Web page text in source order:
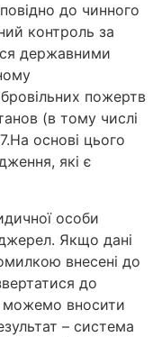
до чинного
контроль за
державними
пожертв
(в тому числі
основі цього
які є
особи
Якщо дані
внесені до
до
можемо вносити
– система